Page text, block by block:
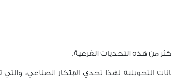
من هذه التحديات الفرعية.
لهذا تحدي الابتكار الصناعي، والتي